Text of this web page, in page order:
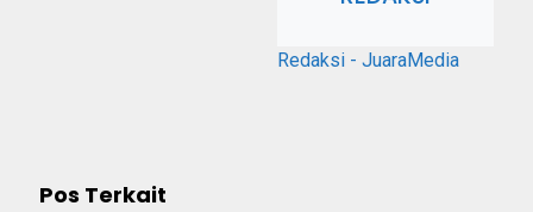
Redaksi - JuaraMedia
Pos Terkait